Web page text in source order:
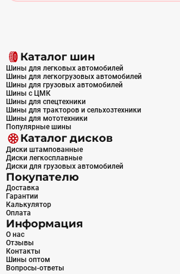
Каталог шин
Шины для легковых автомобилей
Шины для легкогрузовых автомобилей
Шины для грузовых автомобилей
Шины с ЦМК
Шины для спецтехники
Шины для тракторов и сельхозтехники
Шины для мототехники
Популярные шины
Каталог дисков
Диски штампованные
Диски легкосплавные
Диски для грузовых автомобилей
Покупателю
Доставка
Гарантии
Калькулятор
Оплата
Информация
О нас
Отзывы
Контакты
Шины оптом
Вопросы-ответы